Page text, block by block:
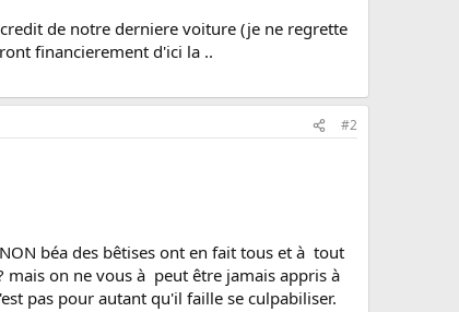
de notre derniere voiture (je ne regrette
financierement d'ici la ..
#2
béa des bêtises ont en fait tous et à tout
mais on ne vous à peut être jamais appris à
pas pour autant qu'il faille se culpabiliser.